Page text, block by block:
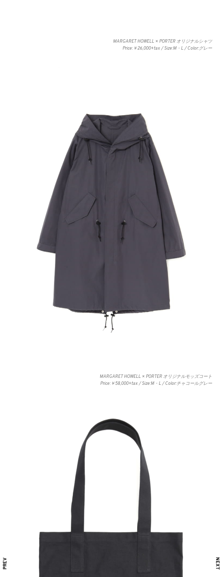
MARGARET HOWELL × PORTER オリジナルシャツ
Price:￥26,000+tax / Size:M・L / Color:グレー
MARGARET HOWELL × PORTER オリジナルモッズコート
Price:￥58,000+tax / Size:M・L / Color:チャコールグレー